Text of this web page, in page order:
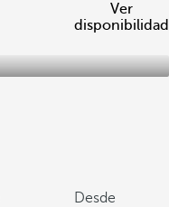
Ver
disponibilidad
Desde